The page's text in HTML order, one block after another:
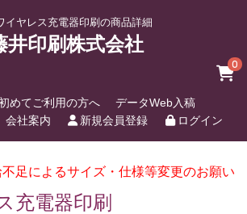
イヤレス充電器印刷の商品詳細
井印刷株式会社
0
めてご利用の方へ
データWeb入稿
会社案内 新規会員登録 ログイン
足によるサイズ・仕様等変更のお願い
充電器印刷